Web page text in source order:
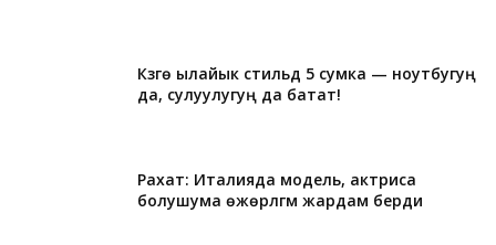
Күзгө ылайык стильдүү 5 сумка — ноутбугуң
да, сулуулугуң да батат!
Рахат: Италияда модель, актриса
болушума өжөрлүгүм жардам берди